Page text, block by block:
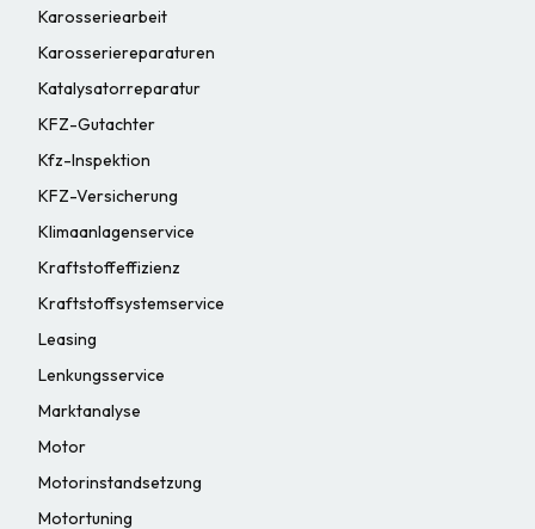
Karosseriearbeit
Karosseriereparaturen
Katalysatorreparatur
KFZ-Gutachter
Kfz-Inspektion
KFZ-Versicherung
Klimaanlagenservice
Kraftstoffeffizienz
Kraftstoffsystemservice
Leasing
Lenkungsservice
Marktanalyse
Motor
Motorinstandsetzung
Motortuning